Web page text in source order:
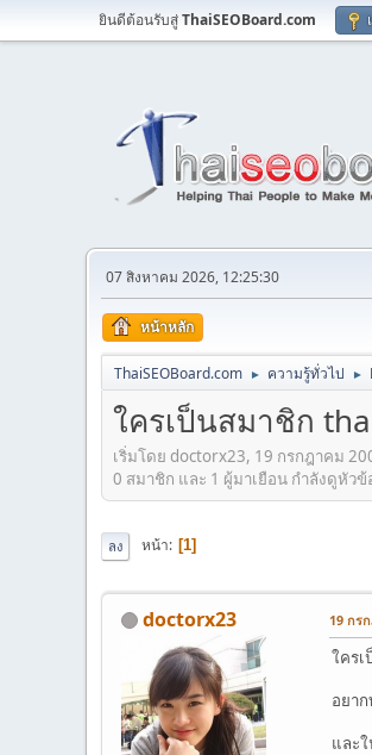
ยินดีต้อนรับสู่ThaiSEOBoard.com
07 สิงหาคม 2026, 12:25:30
หน้าหลัก
ThaiSEOBoard.com ► ความรู้ทั่วไป ►
ใครเป็นสมาชิก
เริ่มโดย doctorx23, 19 กรกฎาคม
0 สมาชิก และ 1 ผู้มาเยือน กำลังดูหัว
ลง หน้า 1
doctorx23 19 กร
ใคร
อยา
และ